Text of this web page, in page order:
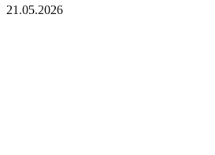
21.05.2026